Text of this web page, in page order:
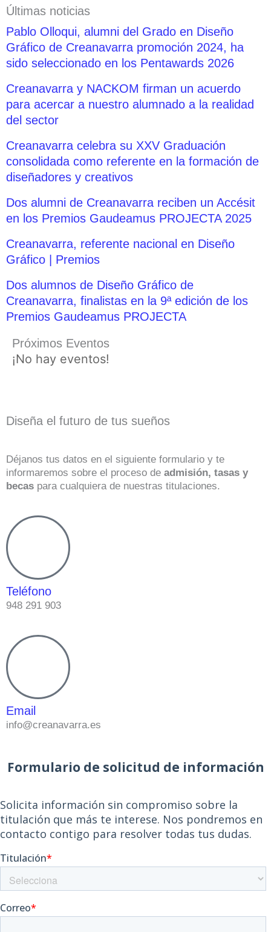
Últimas noticias
Pablo Olloqui, alumni del Grado en Diseño
Gráfico de Creanavarra promoción 2024, ha
sido seleccionado en los Pentawards 2026
Creanavarra y NACKOM firman un acuerdo
para acercar a nuestro alumnado a la realidad
del sector
Creanavarra celebra su XXV Graduación
consolidada como referente en la formación de
diseñadores y creativos
Dos alumni de Creanavarra reciben un Accésit
en los Premios Gaudeamus PROJECTA 2025
Creanavarra, referente nacional en Diseño
Gráfico | Premios
Dos alumnos de Diseño Gráfico de
Creanavarra, finalistas en la 9ª edición de los
Premios Gaudeamus PROJECTA
Próximos Eventos
¡No hay eventos!
Diseña el futuro de tus sueños
Déjanos tus datos en el siguiente formulario y te
informaremos sobre el proceso de admisión, tasas y
becas para cualquiera de nuestras titulaciones.
Teléfono
948 291 903
Email
info@creanavarra.es